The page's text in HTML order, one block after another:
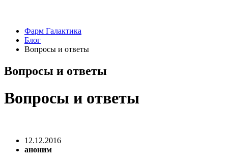
Фарм Галактика
Блог
Вопросы и ответы
Вопросы и ответы
Вопросы и ответы
12.12.2016
аноним